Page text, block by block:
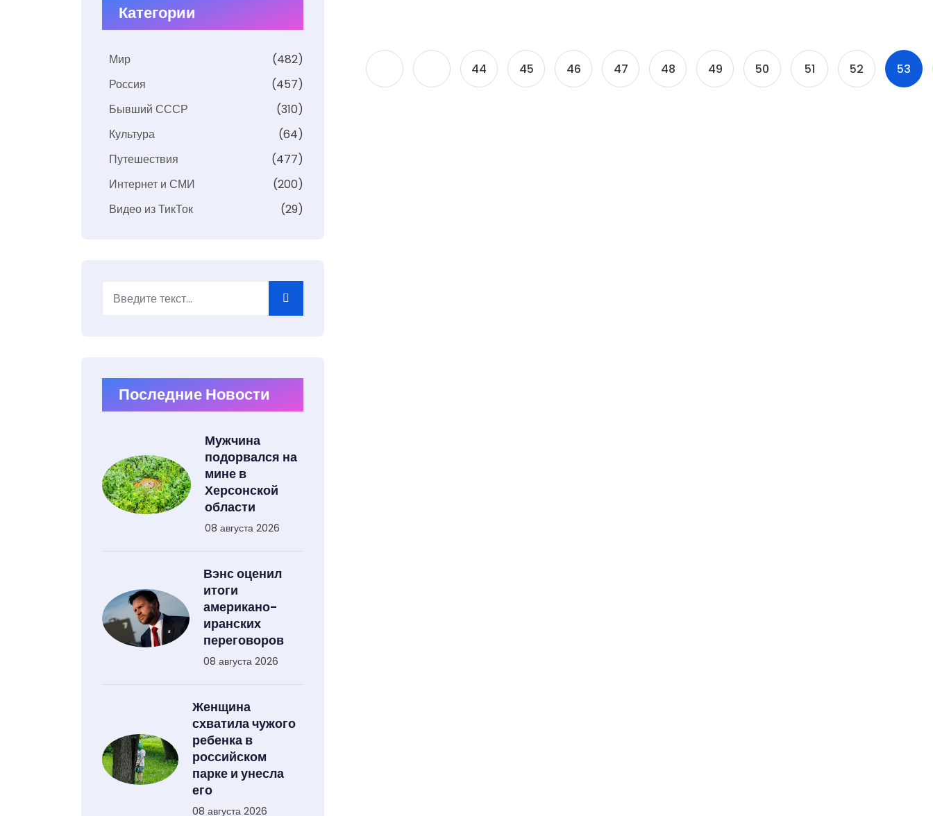
Категории
Мир
(482)
Россия
(457)
Бывший СССР
(310)
Культура
(64)
Путешествия
(477)
Интернет и СМИ
(200)
Видео из ТикТок
(29)
Последние Новости
Мужчина
подорвался на
мине в
Херсонской
области
08 августа 2026
Вэнс оценил
итоги
американо-
иранских
переговоров
08 августа 2026
Женщина
схватила чужого
ребенка в
российском
парке и унесла
его
08 августа 2026
44 45 46 47 48 49 50 51 52 53